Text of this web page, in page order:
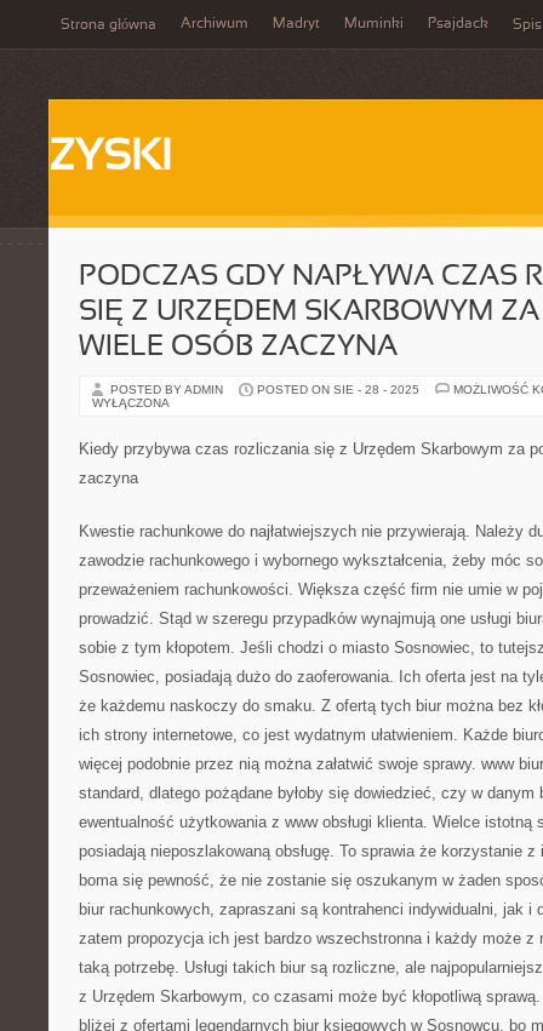
Strona główna Archiwum Madryt Muminki Psajdack Spis
ZYSKI
PODCZAS GDY NAPŁYWA CZAS
SIĘ Z URZĘDEM SKARBOWYM
WIELE OSÓB ZACZYNA
POSTED BY ADMIN POSTED ON SIE - 28 - 2025
MOŻLIWOŚĆ
WYŁĄCZONA
Kiedy przybywa czas rozliczania się z Urzędem Skarbowym za
zaczyna
Kwestie rachunkowe do najłatwiejszych nie przywierają. Należy
zawodzie rachunkowego i wybornego wykształcenia, żeby móc
przeważeniem rachunkowości. Większa część firm nie umie w
prowadzić. Stąd w szeregu przypadków wynajmują one usługi
sobie z tym kłopotem. Jeśli chodzi o miasto Sosnowiec, to
Sosnowiec, posiadają dużo do zaoferowania. Ich oferta jest na
że każdemu naskoczy do smaku. Z ofertą tych biur można bez
ich strony internetowe, co jest wydatnym ułatwieniem. Każde
więcej podobnie przez nią można załatwić swoje sprawy. www
standard, dlatego pożądane byłoby się dowiedzieć, czy w danym
ewentualność użytkowania z www obsługi klienta. Wielce istotną
posiadają nieposzlakowaną obsługę. To sprawia że korzystanie z
boma się pewność, że nie zostanie się oszukanym w żaden
biur rachunkowych, zapraszani są kontrahenci indywidualni, jak i
zatem propozycja ich jest bardzo wszechstronna i każdy może
taką potrzebę. Usługi takich biur są rozliczne, ale
z Urzędem Skarbowym, co czasami może być kłopotliwą
bliżej z ofertami legendarnych biur księgowych w Sosnowcu, bo